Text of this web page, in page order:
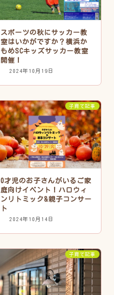
スポーツの秋にサッカー教
室はいかがですか？横浜か
もめSCキッズサッカー教室
開催！
2024年10月19日
子育て記事
0才児のお子さんがいるご家
庭向けイベント！ハロウィ
ンリトミック&親子コンサー
ト
2024年10月14日
子育て記事